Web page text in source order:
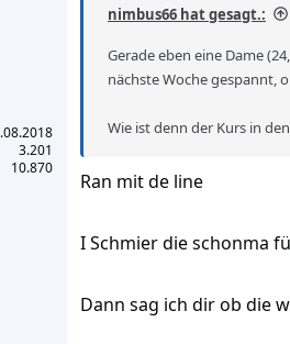
3.201
10.870
nimbus66 hat gesagt.:
Gerade eben eine Dame
nächste Woche gespannt,
Wie ist denn der Kurs in
Ran mit de line
I Schmier die schonma
Dann sag ich dir ob die